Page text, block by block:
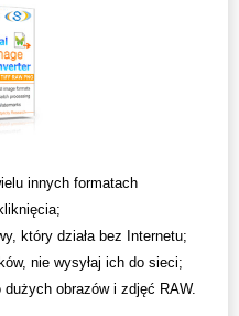
innych formatach
który działa bez Internetu;
nie wysyłaj ich do sieci;
obrazów i zdjęć RAW.